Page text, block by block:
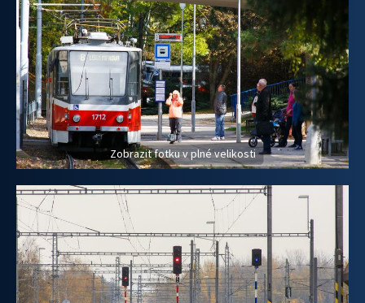
Zobrazit fotku v plné velikosti